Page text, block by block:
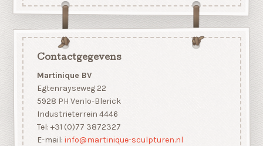
Contactgegevens
Martinique BV
Egtenrayseweg 22
5928 PH Venlo-Blerick
Industrieterrein 4446
Tel: +31 (0)77 3872327
E-mail: info@martinique-sculpturen.nl